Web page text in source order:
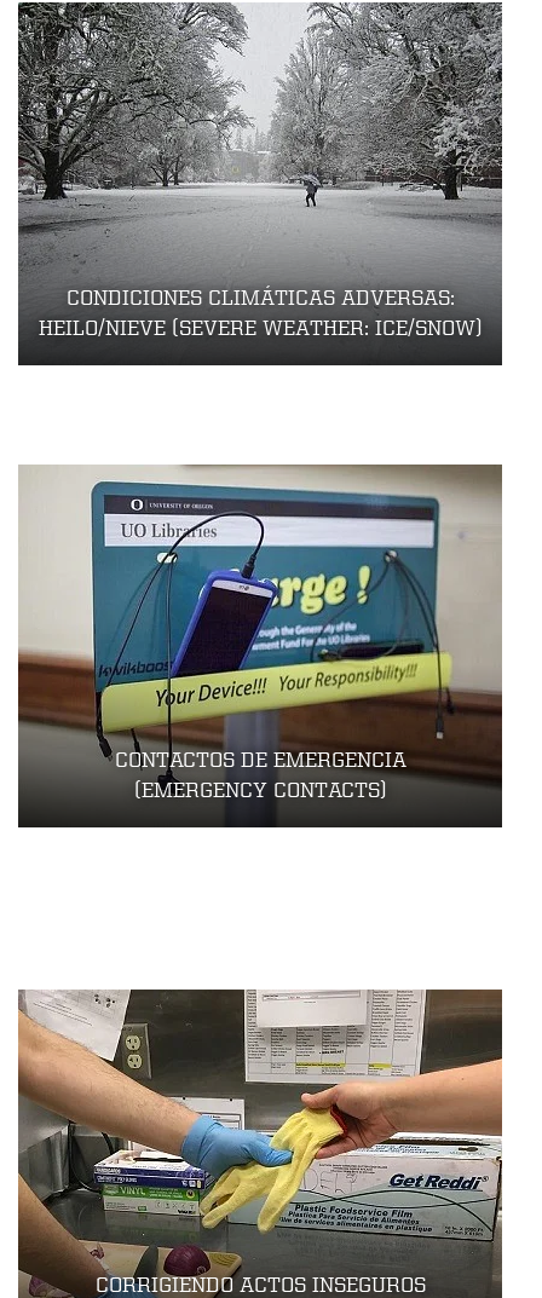
CONDICIONES CLIMÁTICAS ADVERSAS:
HEILO/NIEVE (SEVERE WEATHER: ICE/SNOW)
CONTACTOS DE EMERGENCIA
(EMERGENCY CONTACTS)
CORRIGIENDO ACTOS INSEGUROS